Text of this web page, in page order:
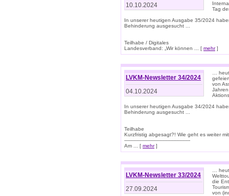
10.10.2024
Tag
In unserer heutigen Ausgabe 35/2024
Behinderung ausgesucht ...
Teilhabe / Digitales
Landesverband: „Wir können ... [ mehr]
LVKM-Newsletter 34/2024
04.10.2024
…
von
In unserer heutigen Ausgabe 34/2024
Behinderung ausgesucht ...
Teilhabe
Kurzfristig abgesagt?! Wie geht es weiter
-------------------------------------------
Am ... [ mehr]
LVKM-Newsletter 33/2024
27.09.2024
…
die
von